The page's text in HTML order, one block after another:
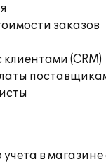
заказов
(CRM)
в